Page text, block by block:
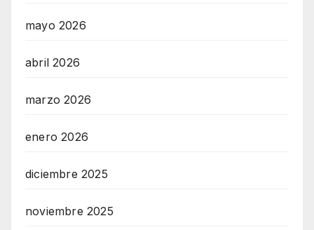
mayo 2026
abril 2026
marzo 2026
enero 2026
diciembre 2025
noviembre 2025